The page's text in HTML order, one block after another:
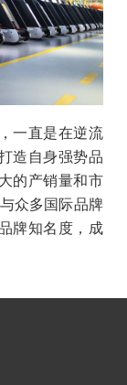
一直是在逆流
造自身强势品
的产销量和市
众多国际品牌
牌知名度，成